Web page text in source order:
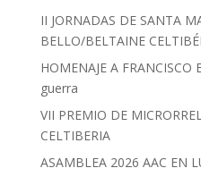
II JORNADAS DE SANTA
BELLO/BELTAINE
HOMENAJE A
guerra
VII PREMIO DE
CELTIBERIA
ASAMBLEA 2026 AAC EN